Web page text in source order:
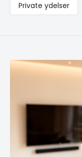
Private ydelser